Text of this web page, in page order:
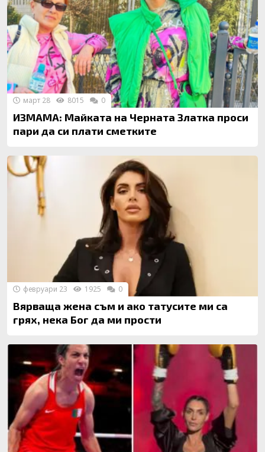
ИЗМАМА: Майката на Черната Златка проси
пари да си плати сметките
март 28 8015 0
Вярваща жена съм и ако татусите ми са
грях, нека Бог да ми прости
февруари 23 1925 0